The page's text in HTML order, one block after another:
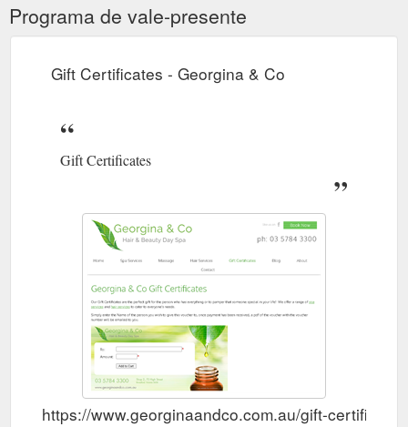
Programa de vale-presente
Gift Certificates - Georgina & Co
Gift Certificates
https://www.georginaandco.com.au/gift-certificates